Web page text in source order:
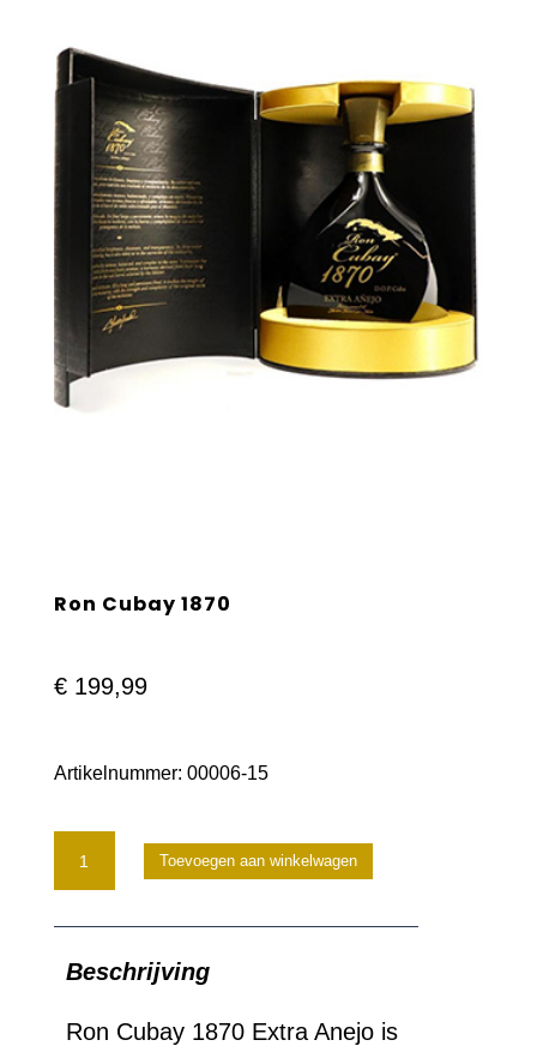
Ron Cubay 1870
€199,99
Artikelnummer: 00006-15
Ron
Cubay
aantal
Toevoegen aan winkelwagen
Beschrijving
Ron Cubay 1870 Extra Anejo is